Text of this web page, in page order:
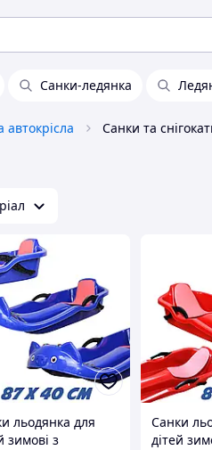
Санки-ледянка
Санки та
льодянка для
зимові з
Санки
дітей